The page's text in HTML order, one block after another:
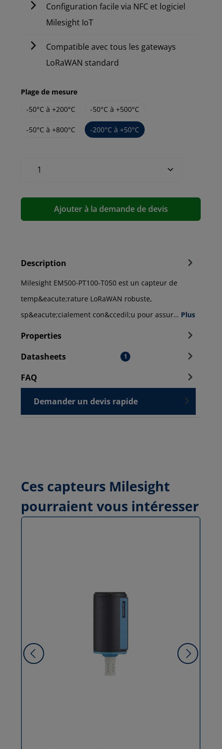
Configuration facile via NFC et logiciel
Milesight IoT
Compatible avec tous les gateways
LoRaWAN standard
Plage de mesure
-50°C à +200°C
-50°C à +500°C
-50°C à +800°C -200°C à +50°C
Ajouter à la demande de devis
Description
Milesight EM500-PT100-T050 est un capteur de
temp&eacute;rature LoRaWAN robuste,
sp&eacute;cialement con&ccedil;u pour assur… Plus
Properties
Datasheets
1
FAQ
Demander un devis rapide
Ces capteurs Milesight
pourraient vous intéresser